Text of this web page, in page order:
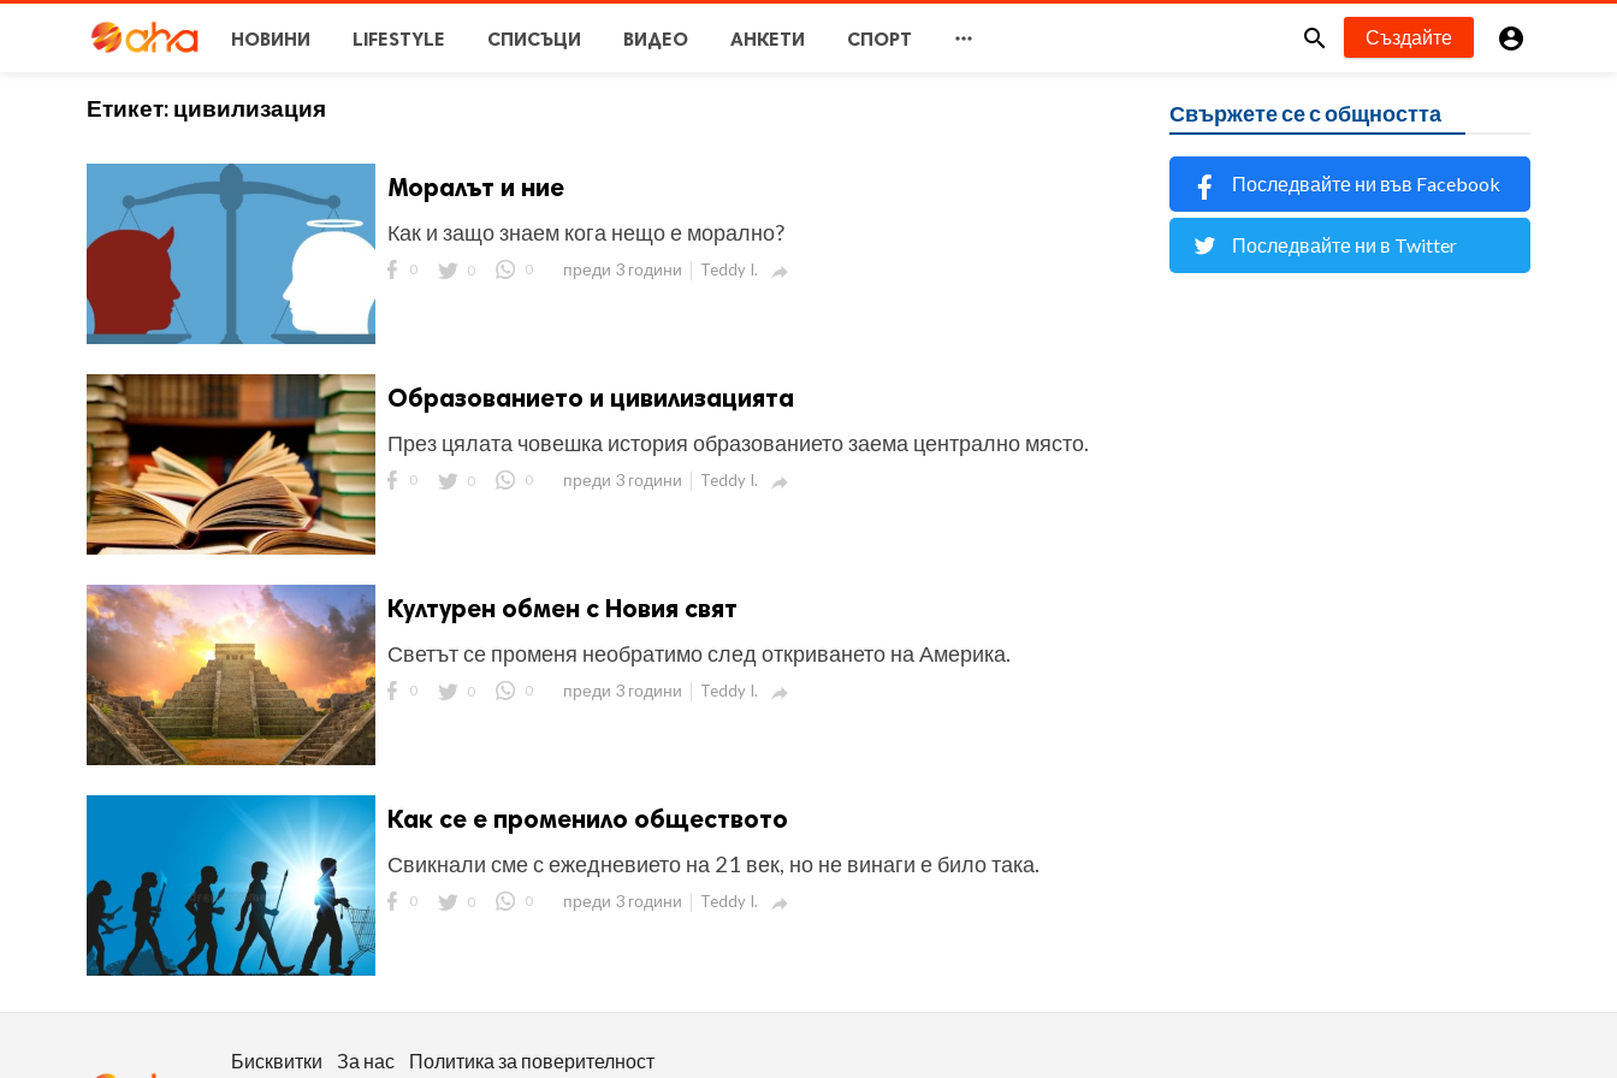
НОВИНИ LIFESTYLE СПИСЪЦИ ВИДЕО АНКЕТИ СПОРТ   Създайте 
Етикет: цивилизация
Моралът и ние
Как и защо знаем кога нещо е морално?
0 0 0 преди 3 години Teddy I. 
Образованието и цивилизацията
През цялата човешка история образованието заема централно място.
0 0 0 преди 3 години Teddy I. 
Културен обмен с Новия свят
Светът се променя необратимо след откриването на Америка.
0 0 0 преди 3 години Teddy I. 
Как се е променило обществото
Свикнали сме с ежедневието на 21 век, но не винаги е било така.
0 0 0 преди 3 години Teddy I. 
Свържете се с общността
Последвайте ни във Facebook
Последвайте ни в Twitter
Бисквитки За нас
Политика за поверителност